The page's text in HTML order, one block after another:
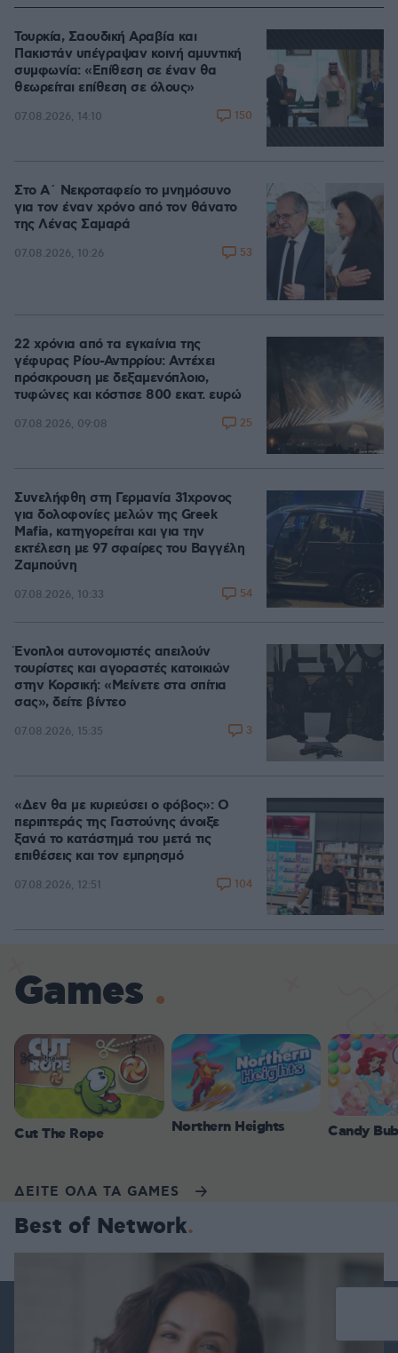
Τουρκία, Σαουδική Αραβία και
Πακιστάν υπέγραψαν κοινή αμυντική
συμφωνία: «Επίθεση σε έναν θα
θεωρείται επίθεση σε όλους»
07.08.2026, 14:10 150
Στο Α΄ Νεκροταφείο το μνημόσυνο
για τον έναν χρόνο από τον θάνατο
της Λένας Σαμαρά
07.08.2026, 10:26 53
22 χρόνια από τα εγκαίνια της
γέφυρας Ρίου-Αντιρρίου: Αντέχει
πρόσκρουση με δεξαμενόπλοιο,
τυφώνες και κόστισε 800 εκατ. ευρώ
07.08.2026, 09:08 25
Συνελήφθη στη Γερμανία 31χρονος
για δολοφονίες μελών της Greek
Mafia, κατηγορείται και για την
εκτέλεση με 97 σφαίρες του Βαγγέλη
Ζαμπούνη
07.08.2026, 10:33 54
Ένοπλοι αυτονομιστές απειλούν
τουρίστες και αγοραστές κατοικιών
στην Κορσική: «Μείνετε στα σπίτια
σας», δείτε βίντεο
07.08.2026, 15:35 3
«Δεν θα με κυριεύσει ο φόβος»: Ο
περιπτεράς της Γαστούνης άνοιξε
ξανά το κατάστημά του μετά τις
επιθέσεις και τον εμπρησμό
07.08.2026, 12:51 104
Games
Cut The Rope Northern Heights Candy
ΔΕΙΤΕ ΟΛΑ ΤΑ GAMES
Best of Network